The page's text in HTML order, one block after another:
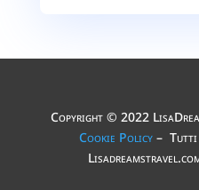
Copyright © 2022
Cookie Policy– Tutti